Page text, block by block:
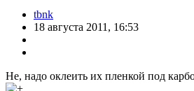
tbnk
18 августа 2011, 16:53
Не, надо оклеить их пленкой под